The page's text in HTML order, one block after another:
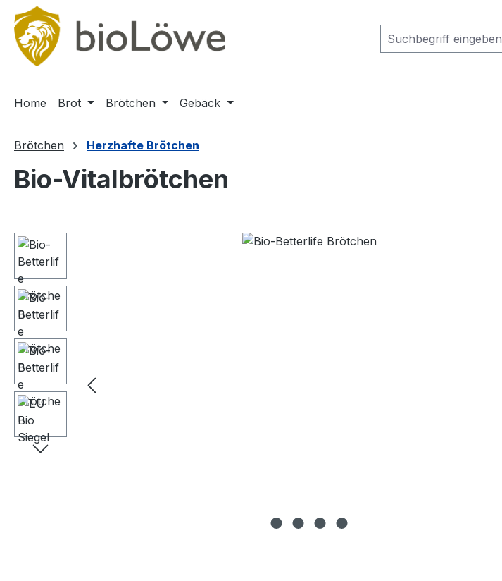
Hauptinhalt springen
Zur Suche springen
Zur Hauptnavigation springen
Home Brot Brötchen Gebäck
Brötchen Herzhafte Brötchen
Bio-Vitalbrötchen
Bildergalerie überspringen